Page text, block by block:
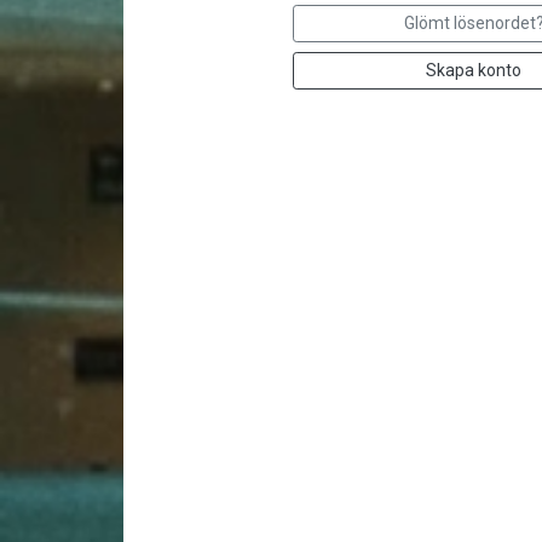
Glömt
Skapa konto